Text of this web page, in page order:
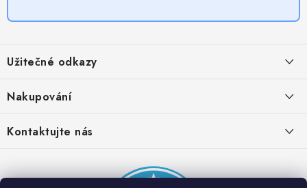
p
a
Užitečné odkazy
Provizní systém
Partner stránek: Super plecháček
Nakupování
Podmínky akce 2 + 1 zdarma
Kontaktujte nás